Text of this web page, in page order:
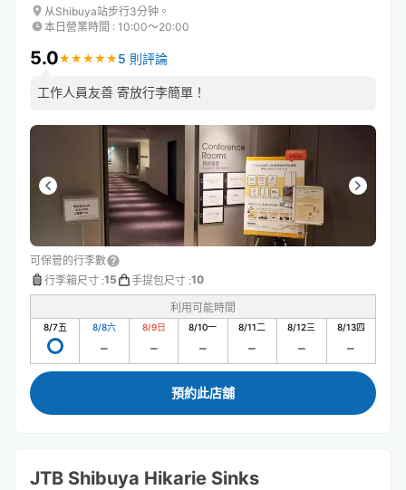
从Shibuya站步行3分钟。
本日營業時間 : 10:00〜20:00
5.0★ ★ ★ ★ ★
★ ★ ★ ★ ★ 5 則評論
工作人員友善 寄放行李簡單！
可保管的行李數
行李箱尺寸 :15 手提包尺寸 :10
利用可能時間
8/7五 8/8六 8/9日 8/10一 8/11二 8/12三 8/13四
預約此店舖
JTB Shibuya Hikarie Sinks